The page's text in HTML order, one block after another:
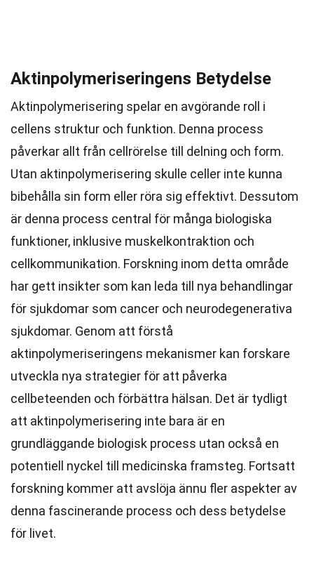
Aktinpolymeriseringens Betydelse
Aktinpolymerisering spelar en avgörande roll i
cellens struktur och funktion. Denna process
påverkar allt från cellrörelse till delning och form.
Utan aktinpolymerisering skulle celler inte kunna
bibehålla sin form eller röra sig effektivt. Dessutom
är denna process central för många biologiska
funktioner, inklusive muskelkontraktion och
cellkommunikation. Forskning inom detta område
har gett insikter som kan leda till nya behandlingar
för sjukdomar som cancer och neurodegenerativa
sjukdomar. Genom att förstå
aktinpolymeriseringens mekanismer kan forskare
utveckla nya strategier för att påverka
cellbeteenden och förbättra hälsan. Det är tydligt
att aktinpolymerisering inte bara är en
grundläggande biologisk process utan också en
potentiell nyckel till medicinska framsteg. Fortsatt
forskning kommer att avslöja ännu fler aspekter av
denna fascinerande process och dess betydelse
för livet.